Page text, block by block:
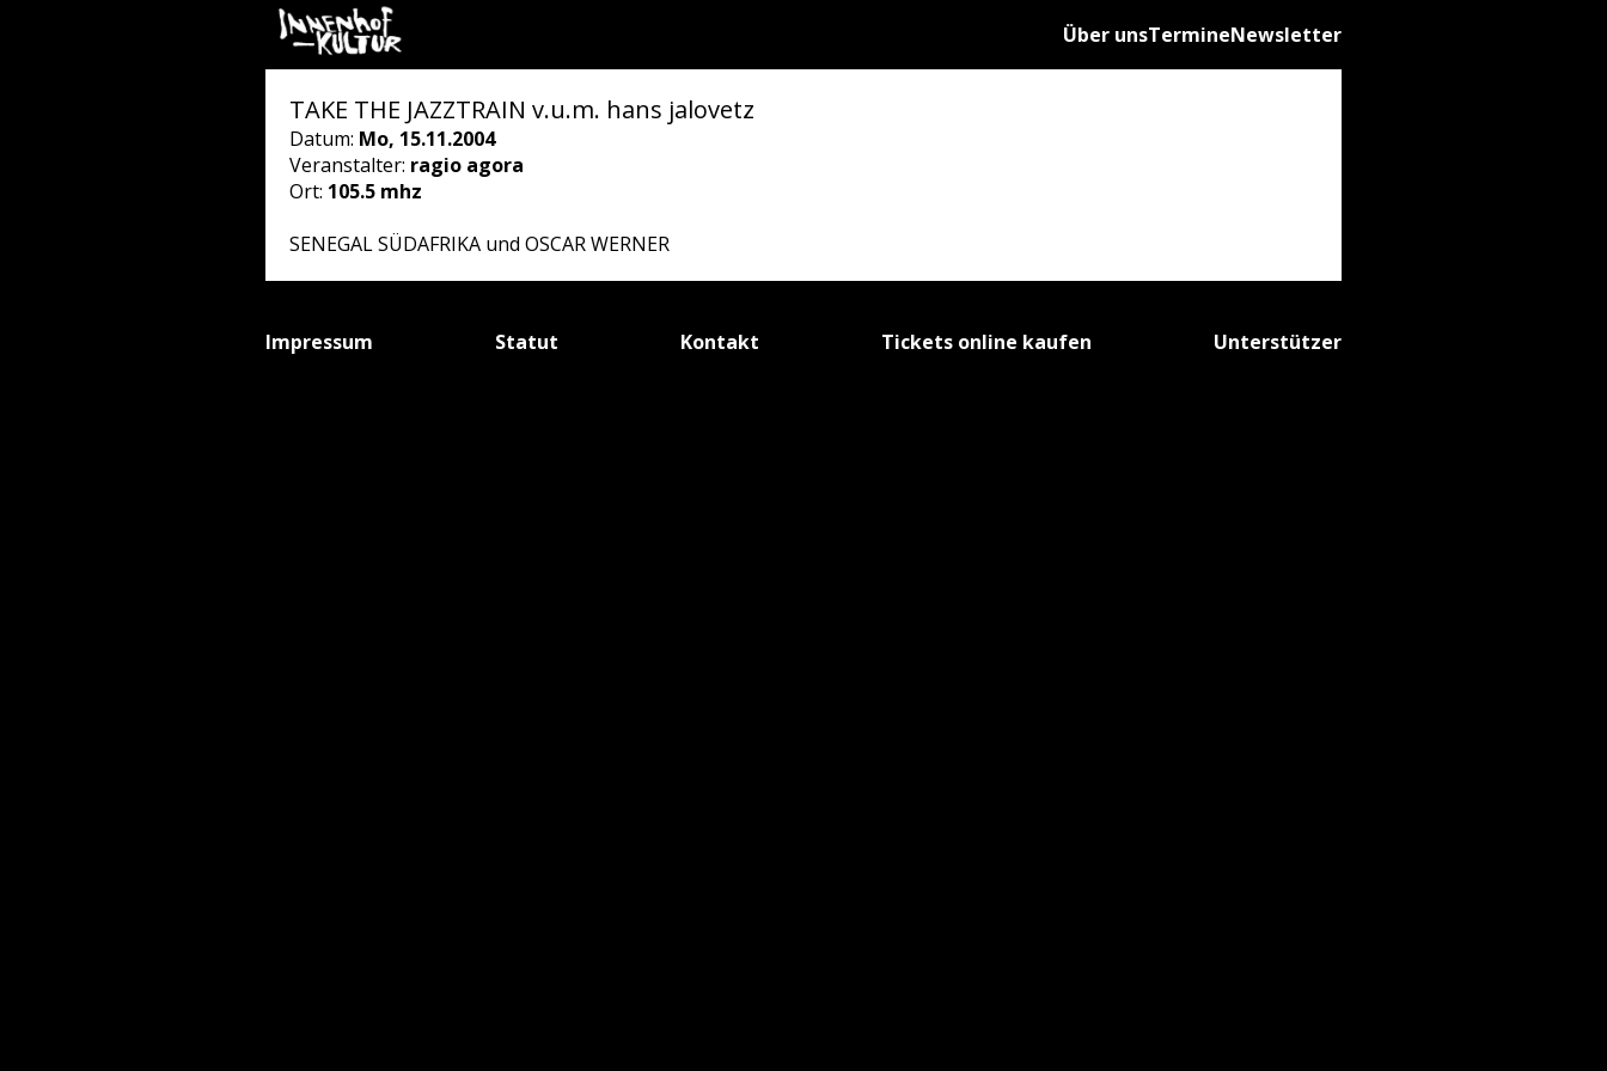
Über unsTermineNewsletter
TAKE THE JAZZTRAIN v.u.m. hans jalovetz
Datum: Mo, 15.11.2004
Veranstalter: ragio agora
Ort: 105.5 mhz
SENEGAL SÜDAFRIKA und OSCAR WERNER
Impressum Statut Kontakt Tickets online kaufen Unterstützer